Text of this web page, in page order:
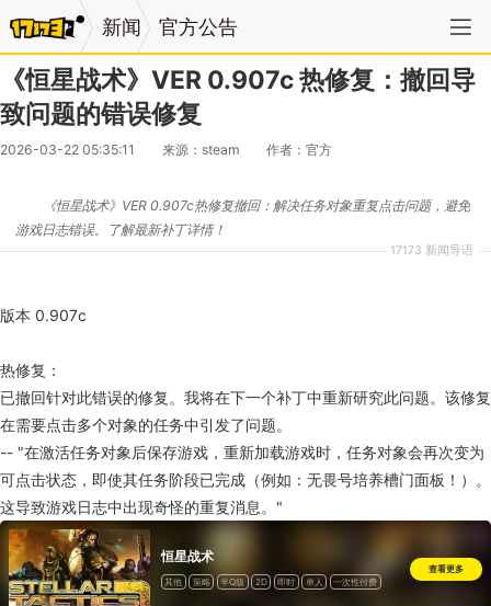
新闻 官方公告
《恒星战术》VER 0.907c 热修复：撤回导
致问题的错误修复
2026-03-22 05:35:11 来源：steam 作者：官方
17173 新闻导语
《恒星战术》VER 0.907c热修复撤回：解决任务对象重复点击问题，避免
游戏日志错误。了解最新补丁详情！
版本 0.907c
热修复：
已撤回针对此错误的修复。我将在下一个补丁中重新研究此问题。该修复
在需要点击多个对象的任务中引发了问题。
-- "在激活任务对象后保存游戏，重新加载游戏时，任务对象会再次变为
可点击状态，即使其任务阶段已完成（例如：无畏号培养槽门面板！）。
这导致游戏日志中出现奇怪的重复消息。"
恒星战术
其他 策略 半Q版 2D 即时 单人 一次性付费
查看更多